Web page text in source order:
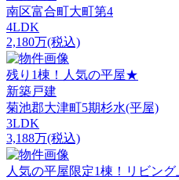
南区富合町大町第4
4LDK
2,180万(税込)
残り1棟！人気の平屋★
新築戸建
菊池郡大津町5期杉水(平屋)
3LDK
3,188万(税込)
人気の平屋限定1棟！リビン